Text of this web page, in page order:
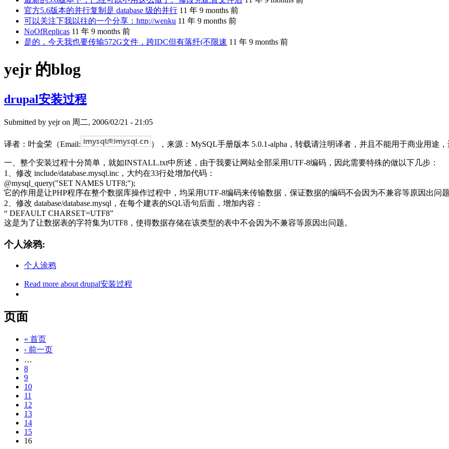
官方5.6版本的并行复制是 database 级的并行 11 年 9 months 前
可以关注下我以往的一个分享：http://wenku 11 年 9 months 前
NoOfReplicas 11 年 9 months 前
是的，今天我也要传输572G文件，跨IDC但有落纤(不限速 11 年 9 months 前
yejr 的blog
drupal安装过程
Submitted by yejron 周二, 2006/02/21 - 21:05
译者：叶金荣（Email: ），来源：MySQL手册版本 5.0.1-alpha，转载请注明译者，并且不能用于商业用途，
一、整个安装过程十分简单，就如INSTALL.txt中所述，由于我要让网站全部采用UTF-8编码，因此需要特殊的做以下几步：
1、修改 include/database.mysql.inc，大约在33行处增加代码：
@mysql_query("SET NAMES UTF8;");
它的作用是让PHP程序在整个数据库操作过程中，均采用UTF-8编码来传输数据，保证数据的编码不会因为不兼容等原因出问题
2、修改 database/database.mysql，在每个建表的SQL语句后面，增加内容：
“ DEFAULT CHARSET=UTF8”
这是为了让数据表的字符集为UTF8，使得数据存储在该类型的表中不会因为不兼容等原因出问题。
个人涂鸦:
个人涂鸦
Read more about drupal安装过程
页面
« 首页
‹ 前一页
…
8
9
10
11
12
13
14
15
16